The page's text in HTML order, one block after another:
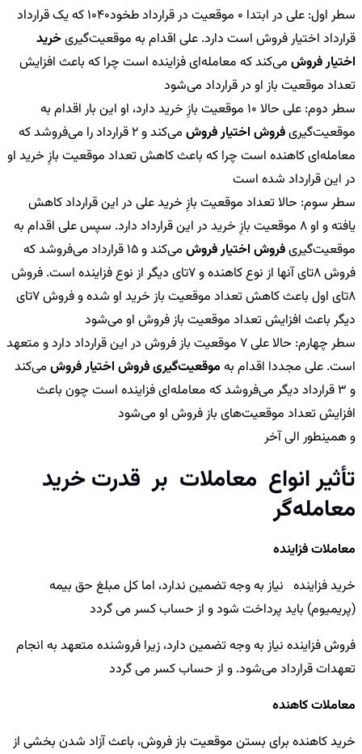
سطر اول: علی در ابتدا 0 موقعیت در قرارداد طخود1040 که یک قرارداد
قرارداد اختیار فروش است دارد. علی اقدام به موقعیت‌گیریخرید
اختیار فروش می‌کند که معامله‌ای فزاینده است چرا که باعث افزایش
تعداد موقعیت باز او در قرارداد می‎‌شود
سطر دوم: علی حالا 10 موقعیت بازِ خرید دارد، او این بار اقدام به
موقعیت‌گیریفروش اختیار فروش
می‌کند و 2 قرارداد را می‌فروشد که
معامله‌ای کاهنده است چرا که باعث کاهش تعداد موقعیت بازِ خرید او
در این قرارداد شده است
سطر سوم: حالا تعداد موقعیت بازِ خرید علی در این قرارداد کاهش
یافته و او 8 موقعیت بازِ خرید در این قرارداد دارد. سپس علی اقدام به
موقعیت‌گیریفروش اختیار فروش
می‌کند و 15 قرارداد می‌فروشد که
فروش 8تای آنها از نوع کاهنده و 7تای دیگر از نوع فزاینده است. فروش
8تای اول باعث کاهش تعداد موقعیت باز خرید او شده و فروش 7تای
دیگر باعث افزایش تعداد موقعیت باز فروش او می‌شود
سطر چهارم: حالا علی 7 موقعیت باز فروش در این قرارداد دارد و متعهد
است. علی مجددا اقدام به موقعیت‌گیری فروش اختیار فروش می‌کند
و 3 قرارداد دیگر می‌فروشد که معامله‌ای فزاینده است چون باعث
افزایش تعداد موقعیت‌های باز فروش او می‌شود
و همینطور الی آخر
تأثیر انواع معاملات بر قدرت خرید
معامله‌گر
معاملات فزاینده
خرید فزاینده نیاز به وجه تضمین ندارد، اما کل مبلغ حق بیمه
(پریمیوم) باید پرداخت شود و از حساب کسر می گردد
فروش فزاینده نیاز به وجه تضمین دارد، زیرا فروشنده متعهد به انجام
تعهدات قرارداد می‌شود. و از حساب کسر می گردد
معاملات کاهنده
خرید کاهنده برای بستن موقعیت باز فروش، باعث آزاد شدن بخشی از